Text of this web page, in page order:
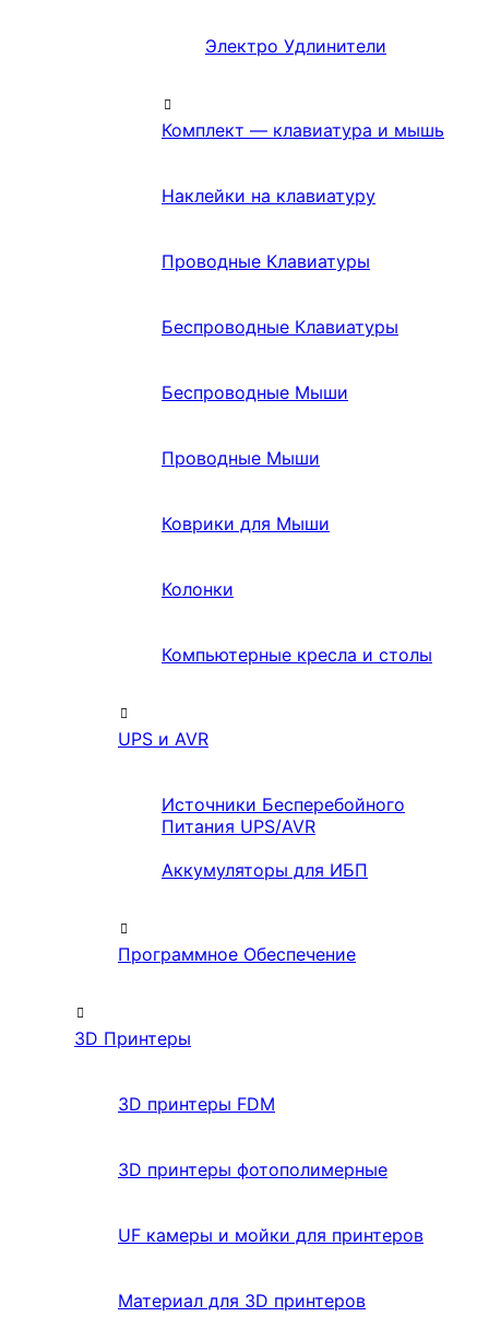
Электро Удлинители
Комплект — клавиатура и мышь
Наклейки на клавиатуру
Проводные Клавиатуры
Беспроводные Клавиатуры
Беспроводные Мыши
Проводные Мыши
Коврики для Мыши
Колонки
Компьютерные кресла и столы
UPS и AVR
Источники Бесперебойного
Питания UPS/AVR
Аккумуляторы для ИБП
Программное Обеспечение
3D Принтеры
3D принтеры FDM
3D принтеры фотополимерные
UF камеры и мойки для принтеров
Материал для 3D принтеров